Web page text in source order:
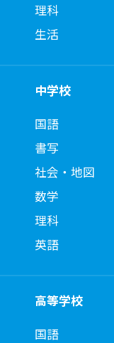
理科
生活
中学校
国語
書写
社会・地図
数学
理科
英語
高等学校
国語